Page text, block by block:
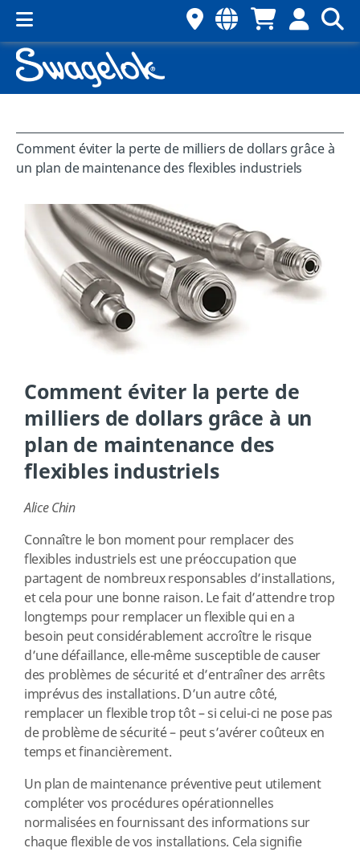
Comment éviter la perte de milliers de dollars grâce à
un plan de maintenance des flexibles industriels
Comment éviter la perte de
milliers de dollars grâce à un
plan de maintenance des
flexibles industriels
Alice Chin
Connaître le bon moment pour remplacer des
flexibles industriels est une préoccupation que
partagent de nombreux responsables d’installations,
et cela pour une bonne raison. Le fait d’attendre trop
longtemps pour remplacer un flexible qui en a
besoin peut considérablement accroître le risque
d’une défaillance, elle-même susceptible de causer
des problèmes de sécurité et d’entraîner des arrêts
imprévus des installations. D’un autre côté,
remplacer un flexible trop tôt – si celui-ci ne pose pas
de problème de sécurité – peut s’avérer coûteux en
temps et financièrement.
Un plan de maintenance préventive peut utilement
compléter vos procédures opérationnelles
normalisées en fournissant des informations sur
chaque flexible de vos installations. Cela signifie